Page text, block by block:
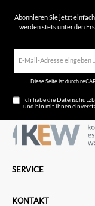
Abonnieren Sie jetzt
werden stets unter den
Diese Seite ist durch
Ich habe die
und bin mit ihnen
SERVICE
KONTAKT